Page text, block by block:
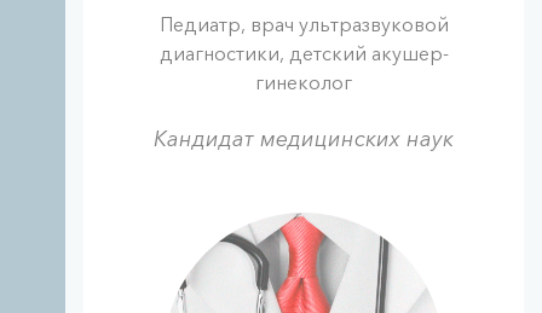
Педиатр, врач ультразвуковой
диагностики, детский акушер-
гинеколог
Кандидат медицинских наук